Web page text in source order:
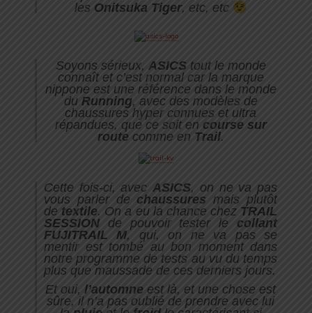
les Onitsuka Tiger, etc, etc
Soyons sérieux, ASICStout le monde
connaît et c’est normal car la marque
nippone est une référence dans le monde
du Running, avec des modèles de
chaussures hyper connues et ultra
répandues, que ce soit en course sur
routecomme en Trail.
Cette fois-ci, avec ASICS, on ne va pas
vous parler dechaussures mais plutôt
de textile. On a eu la chance chez TRAIL
SESSION de pouvoir tester le collant
FUJITRAIL M, qui, on ne va pas se
mentir est tombé au bon moment dans
notre programme de tests au vu du temps
plus que maussade de ces derniers jours.
Et oui, l’automne est là, et une chose est
sûre, il n’a pas oublié de prendre avec lui